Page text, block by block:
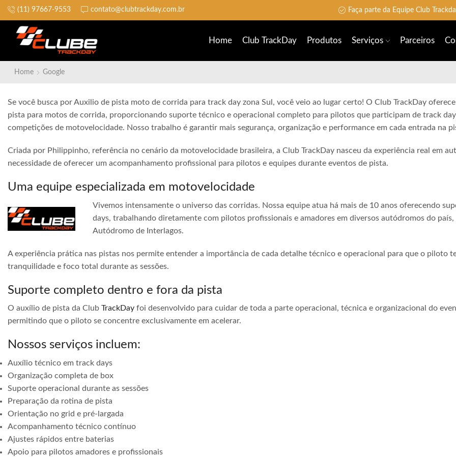
(11) 97667-9553 contato@clubtrackday.com.br
Não perca a largada Faça parte da Equipe Club
Home Club TrackDay Produtos Serviços Parceiros
Home Google
Se você busca por Auxilio de pista moto de corrida para track day zona Sul, você veio ao lugar certo! O Club TrackDay
pista para motos de corrida, proporcionando suporte técnico e operacional completo para pilotos que participam de track
competições de motovelocidade. Nosso trabalho é garantir mais segurança, organização e performance em cada entrada na
Criada por Philippinho, referência no cenário da motovelocidade brasileira, a Club TrackDay nasceu da experiência real em
necessidade de oferecer um acompanhamento profissional para pilotos e equipes durante eventos de pista.
Uma equipe especializada em motovelocidade
Vivemos intensamente o universo das corridas. Nossa equipe atua há mais de 10 anos oferecendo
days, trabalhando diretamente com pilotos profissionais e amadores em diversos autódromos do
Autódromo de Interlagos.
A experiência prática nas pistas nos permite entender a importância de cada detalhe técnico e operacional para que o piloto
tranquilidade e foco total durante as sessões.
Suporte completo dentro e fora da pista
O auxílio de pista da Club TrackDay foi desenvolvido para cuidar de toda a parte operacional, técnica e organizacional do
permitindo que o piloto se concentre exclusivamente em acelerar.
Nossos serviços incluem:
Auxílio técnico em track days
Organização completa de box
Suporte operacional durante as sessões
Preparação da rotina de pista
Orientação no grid e pré-largada
Acompanhamento técnico contínuo
Ajustes rápidos entre baterias
Apoio para pilotos amadores e profissionais